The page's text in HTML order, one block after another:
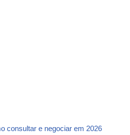
consultar e negociar em 2026